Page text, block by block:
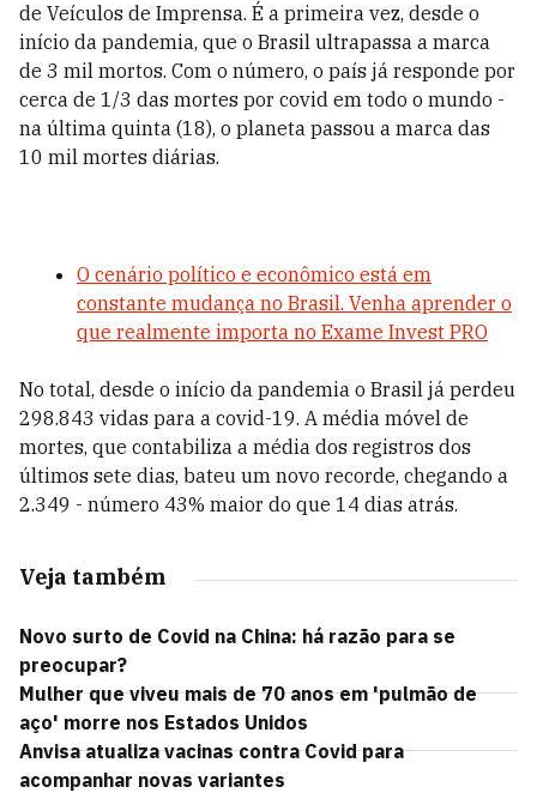
de Veículos de Imprensa. É a primeira vez, desde o
início da pandemia, que o Brasil ultrapassa a marca
de 3 mil mortos. Com o número, o país já responde por
cerca de 1/3 das mortes por covid em todo o mundo -
na última quinta (18), o planeta passou a marca das
10 mil mortes diárias.
O cenário político e econômico está em
constante mudança no Brasil. Venha aprender o
que realmente importa no Exame Invest PRO
No total, desde o início da pandemia o Brasil já perdeu
298.843 vidas para a covid-19. A média móvel de
mortes, que contabiliza a média dos registros dos
últimos sete dias, bateu um novo recorde, chegando a
2.349 - número 43% maior do que 14 dias atrás.
Veja também
Novo surto de Covid na China: há razão para se
preocupar?
Mulher que viveu mais de 70 anos em 'pulmão de
aço' morre nos Estados Unidos
Anvisa atualiza vacinas contra Covid para
acompanhar novas variantes